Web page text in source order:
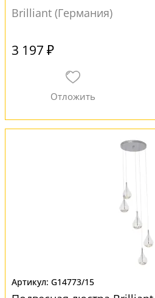
Brilliant (Германия)
3 197 ₽
G14773/15